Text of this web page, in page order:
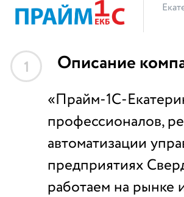
1 Описание
«Прайм-1С-
профессионалов,
автоматизации
предприятиях
работаем на